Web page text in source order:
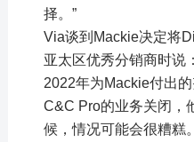
择。”
Via谈到Mackie决定将
亚太区优秀分销商时说
2022年为Mackie付出
C&C Pro的业务关闭，
候，情况可能会很糟糕